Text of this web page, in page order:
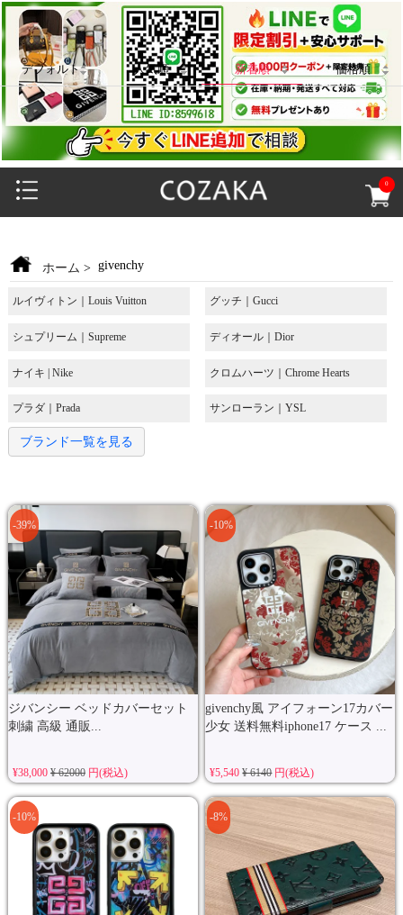
0
デフォルト 人気順 新着順 価格順
ホーム > givenchy
ルイヴィトン｜Louis Vuitton グッチ｜Gucci
シュプリーム｜Supreme ディオール｜Dior
ナイキ | Nike クロムハーツ｜Chrome Hearts
プラダ｜Prada サンローラン｜YSL
ブランド一覧を見る
ジバンシー ベッドカバーセット
刺繍 高級 通販...
-39%
¥38,000 ¥ 62000円(税込)
givenchy風 アイフォーン17カバー
少女 送料無料iphone17 ケース ...
-10%
¥5,540¥ 6140円(税込)
-10% -8%